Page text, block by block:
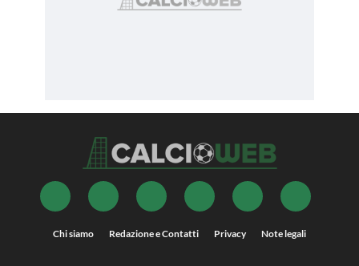
Chi siamo Redazione e Contatti Privacy Note legali